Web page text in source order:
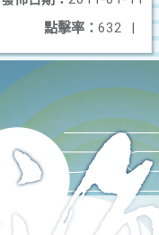
點擊率： 632 |